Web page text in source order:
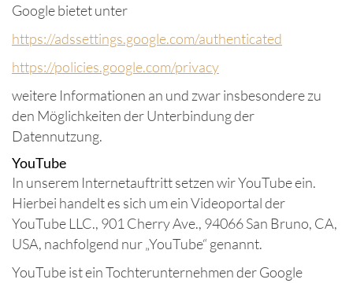
Google bietet unter
https://adssettings.google.com/authenticated
https://policies.google.com/privacy
weitere Informationen an und zwar insbesondere zu
den Möglichkeiten der Unterbindung der
Datennutzung.
YouTube
In unserem Internetauftritt setzen wir YouTube ein.
Hierbei handelt es sich um ein Videoportal der
YouTube LLC., 901 Cherry Ave., 94066 San Bruno, CA,
USA, nachfolgend nur „YouTube“ genannt.
YouTube ist ein Tochterunternehmen der Google